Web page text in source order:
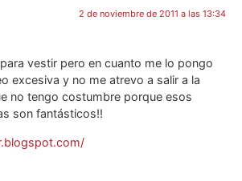
2 de noviembre de 2011 a las 13:34
vestir pero en cuanto me lo pongo
excesiva y no me atrevo a salir a la
no tengo costumbre porque esos
son fantásticos!!